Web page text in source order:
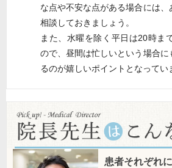
な点や不安な点がある場合には、
相談しておきましょう。
また、水曜を除く平日は20時ま
ので、昼間は忙しいという場合に
るのが嬉しいポイントとなってい
患者それぞれ